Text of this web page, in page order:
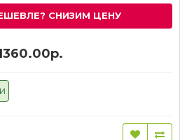
СНИЗИМ ЦЕНУ